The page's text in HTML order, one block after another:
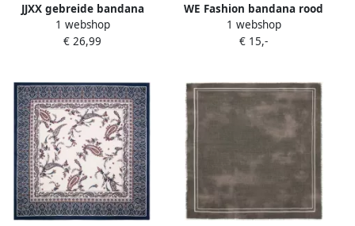
JJXX gebreide bandana
JXCELIA ecru
1 webshop
€ 26,99
WE Fashion bandana rood
1 webshop
€ 15,-